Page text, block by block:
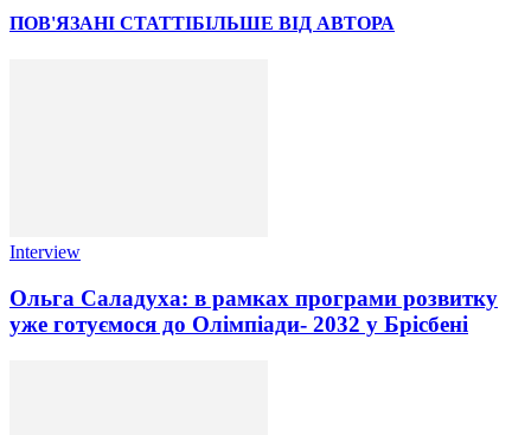
ПОВ'ЯЗАНІ СТАТТІБІЛЬШЕ ВІД АВТОРА
Interview
Ольга Саладуха: в рамках програми розвитку
уже готуємося до Олімпіади- 2032 у Брісбені